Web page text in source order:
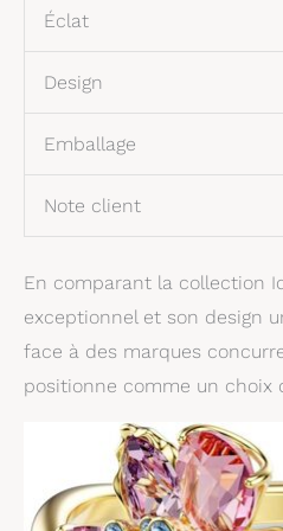
Éclat
Design
Emballage
Note client
En comparant la collection
exceptionnel et son design
face à des marques
positionne comme un choix